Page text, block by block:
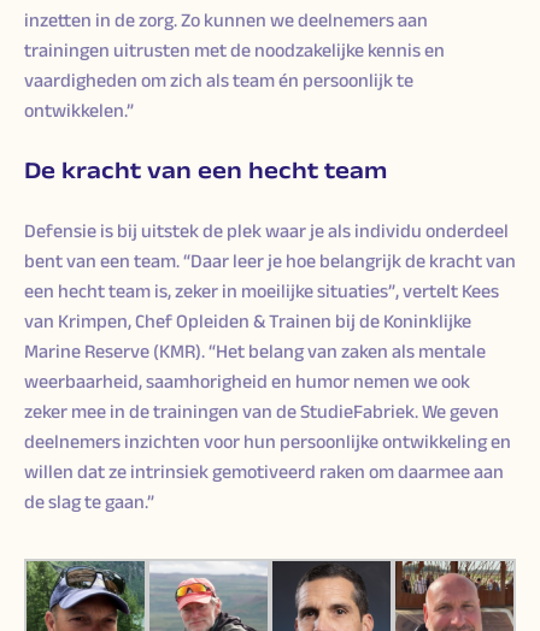
inzetten in de zorg. Zo kunnen we deelnemers aan
trainingen uitrusten met de noodzakelijke kennis en
vaardigheden om zich als team én persoonlijk te
ontwikkelen.”
De kracht van een hecht team
Defensie is bij uitstek de plek waar je als individu onderdeel
bent van een team. “Daar leer je hoe belangrijk de kracht van
een hecht team is, zeker in moeilijke situaties”, vertelt Kees
van Krimpen, Chef Opleiden & Trainen bij de Koninklijke
Marine Reserve (KMR). “Het belang van zaken als mentale
weerbaarheid, saamhorigheid en humor nemen we ook
zeker mee in de trainingen van de StudieFabriek. We geven
deelnemers inzichten voor hun persoonlijke ontwikkeling en
willen dat ze intrinsiek gemotiveerd raken om daarmee aan
de slag te gaan.”